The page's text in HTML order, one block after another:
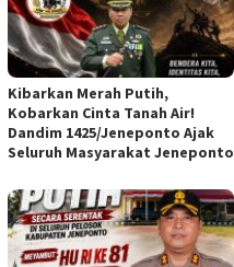
Kibarkan Merah Putih,
Kobarkan Cinta Tanah Air!
Dandim 1425/Jeneponto Ajak
Seluruh Masyarakat Jeneponto